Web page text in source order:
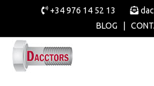
+34 976 14 52 13
BLOG